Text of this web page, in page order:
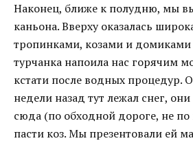
Наконец, ближе к полудню, мы
каньона. Вверху оказалась
тропинками, козами и домиками
турчанка напоила нас горячим
кстати после водных процедур.
недели назад тут лежал снег,
сюда (по обходной дороге, не по
пасти коз. Мы презентовали ей